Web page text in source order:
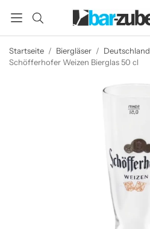
Startseite / Biergläser / Deutschland
Schöfferhofer Weizen Bierglas 50 cl